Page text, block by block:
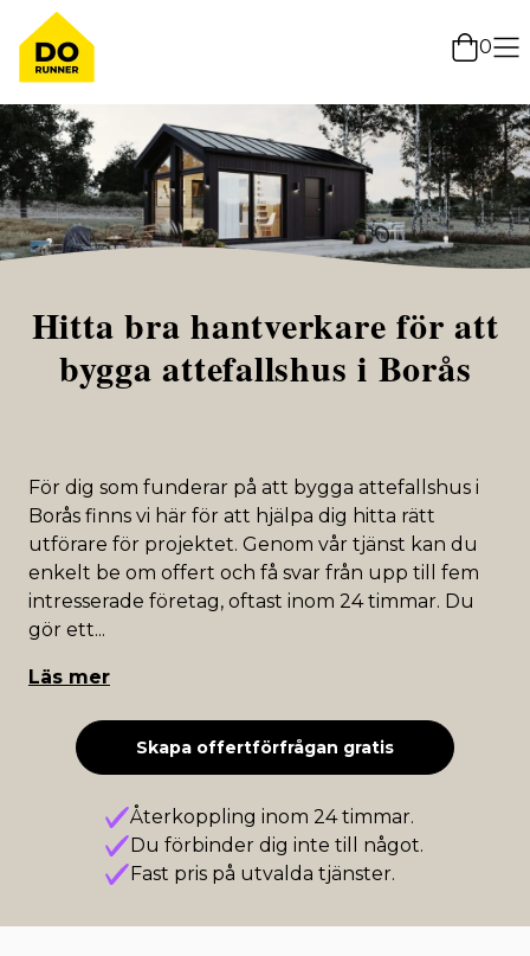
0
Hitta bra hantverkare för att
bygga attefallshus i Borås
För dig som funderar på att bygga attefallshus i
Borås finns vi här för att hjälpa dig hitta rätt
utförare för projektet. Genom vår tjänst kan du
enkelt be om offert och få svar från upp till fem
intresserade företag, oftast inom 24 timmar. Du
gör ett...
Läs mer
Skapa offertförfrågan gratis
Återkoppling inom 24 timmar.
Du förbinder dig inte till något.
Fast pris på utvalda tjänster.